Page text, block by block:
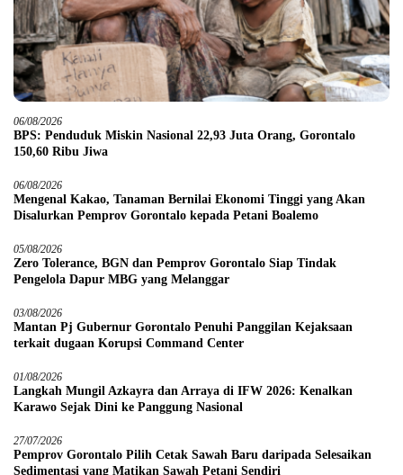
06/08/2026
BPS: Penduduk Miskin Nasional 22,93 Juta Orang, Gorontalo
150,60 Ribu Jiwa
06/08/2026
Mengenal Kakao, Tanaman Bernilai Ekonomi Tinggi yang Akan
Disalurkan Pemprov Gorontalo kepada Petani Boalemo
05/08/2026
Zero Tolerance, BGN dan Pemprov Gorontalo Siap Tindak
Pengelola Dapur MBG yang Melanggar
03/08/2026
Mantan Pj Gubernur Gorontalo Penuhi Panggilan Kejaksaan
terkait dugaan Korupsi Command Center
01/08/2026
Langkah Mungil Azkayra dan Arraya di IFW 2026: Kenalkan
Karawo Sejak Dini ke Panggung Nasional
27/07/2026
Pemprov Gorontalo Pilih Cetak Sawah Baru daripada Selesaikan
Sedimentasi yang Matikan Sawah Petani Sendiri